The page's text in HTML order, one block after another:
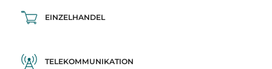
EINZELHANDEL
TELEKOMMUNIKATION